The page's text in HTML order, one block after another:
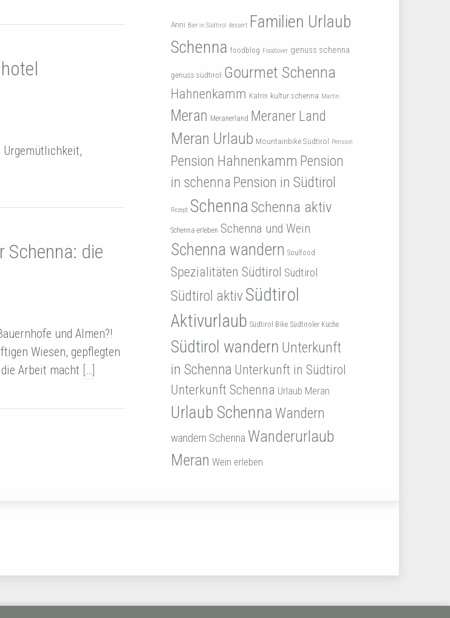
die
und Almen?!
Wiesen, gepflegten
Arbeit macht […]
Anni Bier in Südtirol dessert Familien Urlaub
Schenna foodblog Foodlover genuss schenna
genuss südtirol Gourmet Schenna
Hahnenkamm Katrin kultur schenna Martin
Meran Meranerland Meraner Land
Meran Urlaub Mountainbike Südtirol Pension
Pension Hahnenkamm Pension
in schenna Pension in Südtirol
Rezept SchennaSchenna aktiv
Schenna erleben Schenna und Wein
Schenna wandern Soulfood
Spezialitäten Südtirol Südtirol
Südtirol aktivSüdtirol
Aktivurlaub Südtirol Bike Südtiroler Küche
Südtirol wandern Unterkunft
in Schenna Unterkunft in Südtirol
Unterkunft Schenna Urlaub Meran
Urlaub Schenna Wandern
wandern Schenna Wanderurlaub
Meran Wein erleben